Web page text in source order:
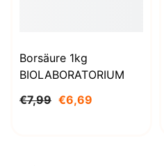
Borsäure 1kg
BIOLABORATORIUM
€7,99 €6,69